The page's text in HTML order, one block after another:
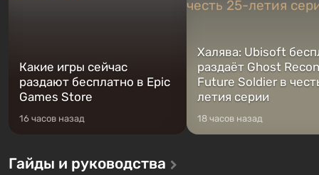
Какие игры сейчас
раздают бесплатно в Epic
Games Store
16 часов назад
Халява: Ubisoft
раздаёт Ghost
Future Soldier в
летия серии
18 часов назад
Гайды и руководства